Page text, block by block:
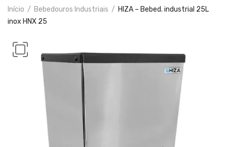
Início Bebedouros Industriais
HIZA – Bebed. industrial 25L
inox HNX 25